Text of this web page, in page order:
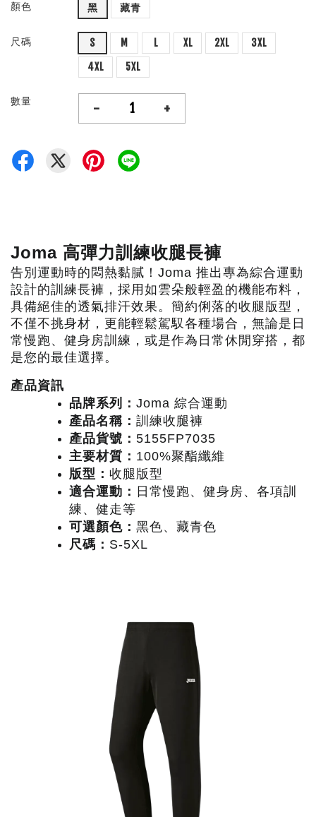
顏色 黑 藏青
尺碼 S M L XL 2XL
3XL
4XL
5XL
數量 - +
Joma 高彈力訓練收腿長褲
告別運動時的悶熱黏膩！ Joma 推出專為綜合運動
設計的訓練長褲，採用如雲朵般輕盈的機能布料，
具備絕佳的透氣排汗效果。簡約俐落的收腿版型，
不僅不挑身材，更能輕鬆駕馭各種場合，無論是日
常慢跑、健身房訓練，或是作為日常休閒穿搭，都
是您的最佳選擇。
產品資訊
品牌系列： Joma 綜合運動
產品名稱： 訓練收腿褲
產品貨號： 5155FP7035
主要材質： 100%聚酯纖維
版型： 收腿版型
適合運動： 日常慢跑、健身房、各項訓
練、健走等
可選顏色： 黑色、藏青色
尺碼： S-5XL